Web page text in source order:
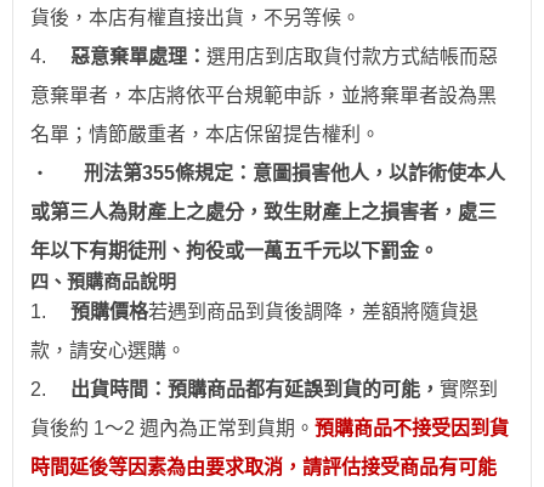
貨後，本店有權直接出貨，不另等候。
4.
惡意棄單處理： 選用 店到店取貨付款方式結帳而惡
意棄單者，本店將依平台規範申訴，並將棄單者設為黑
名單；情節嚴重者， 本店保留提告權利 。
‧
刑法第355條規定：意圖損害他人，以詐術使本人
或第三人為財產上之處分，致生財產上之損害者，處三
年以下有期徒刑、拘役或一萬五千元以下罰金。
四、預購商品說明
1.
預購價格若遇到 商品到貨後調降，差額將隨貨退
款，請安心選購。
2.
出貨時間：預購商品都有延誤到貨的可能， 實際到
貨後約 1～2 週內為正常到貨期。 預購商品不接受因到貨
時間延後等因素為由要求取消，請評估接受商品有可能